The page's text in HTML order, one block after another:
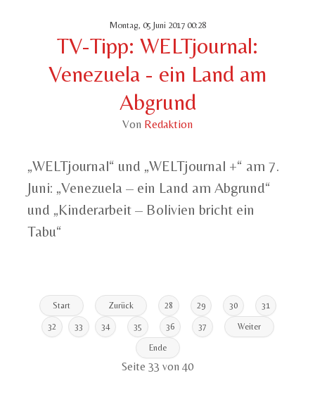
Montag, 05 Juni 2017 00:28
TV-Tipp: WELTjournal:
Venezuela - ein Land am
Abgrund
Von Redaktion
„WELTjournal“ und „WELTjournal +“ am 7.
Juni: „Venezuela – ein Land am Abgrund“
und „Kinderarbeit – Bolivien bricht ein
Tabu“
Start Zurück 28 29 30 31
32 33 34 35 36 37 Weiter
Ende
Seite 33 von 40